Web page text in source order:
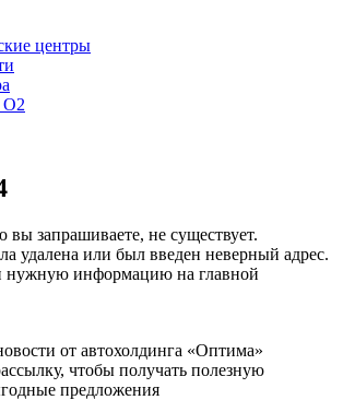
центры
вы запрашиваете, не существует.
удалена или был введен неверный адрес.
нужную информацию на главной
от автохолдинга «Оптима»
чтобы получать полезную
предложения